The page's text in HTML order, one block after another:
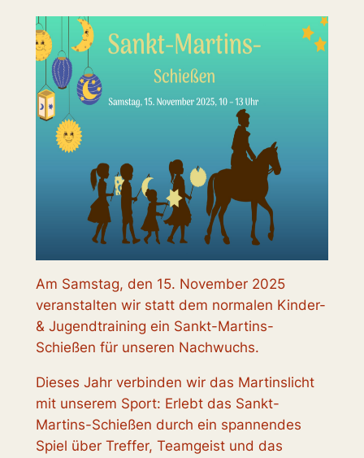
Am Samstag, den 15. November 2025
veranstalten wir statt dem normalen Kinder-
& Jugendtraining ein Sankt-Martins-
Schießen für unseren Nachwuchs.
Dieses Jahr verbinden wir das Martinslicht
mit unserem Sport: Erlebt das Sankt-
Martins-Schießen durch ein spannendes
Spiel über Treffer, Teamgeist und das